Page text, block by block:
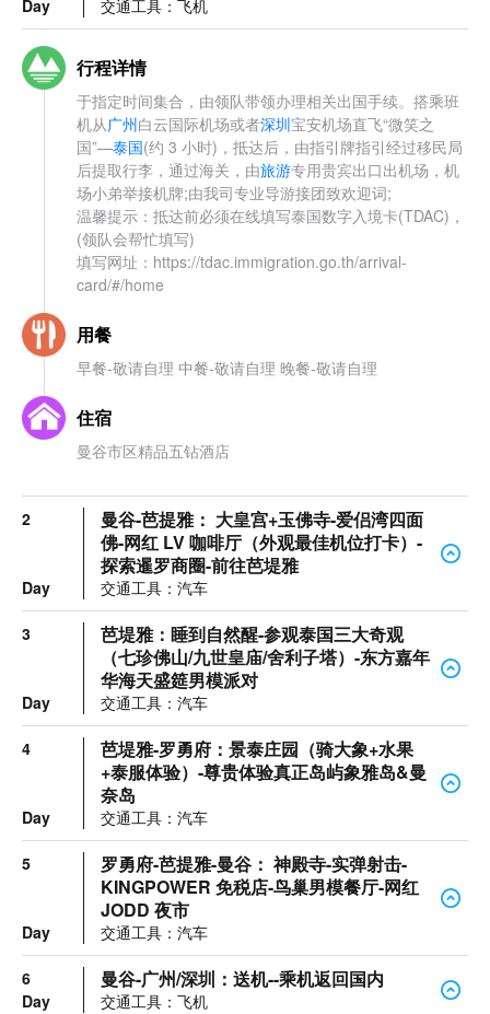
Day 交通工具：飞机
行程详情
于指定时间集合，由领队带领办理相关出国手续。搭乘班
机从广州白云国际机场或者深圳宝安机场直飞“微笑之
国”—泰国(约 3 小时)，抵达后，由指引牌指引经过移民局
后提取行李，通过海关，由旅游专用贵宾出口出机场，机
场小弟举接机牌;由我司专业导游接团致欢迎词;
温馨提示：抵达前必须在线填写泰国数字入境卡(TDAC)，
(领队会帮忙填写)
填写网址：https://tdac.immigration.go.th/arrival-
card/#/home
用餐
早餐-敬请自理 中餐-敬请自理 晚餐-敬请自理
住宿
曼谷市区精品五钻酒店
2
Day
曼谷-芭提雅： 大皇宫+玉佛寺-爱侣湾四面
佛-网红 LV 咖啡厅（外观最佳机位打卡）-
探索暹罗商圈-前往芭堤雅
交通工具：汽车
3
Day
芭堤雅：睡到自然醒-参观泰国三大奇观
（七珍佛山/九世皇庙/舍利子塔）-东方嘉年
华海天盛筵男模派对
交通工具：汽车
4
Day
芭堤雅-罗勇府：景泰庄园（骑大象+水果
+泰服体验）-尊贵体验真正岛屿象雅岛&曼
奈岛
交通工具：汽车
5
Day
罗勇府-芭提雅-曼谷： 神殿寺-实弹射击-
KINGPOWER 免税店-鸟巢男模餐厅-网红
JODD 夜市
交通工具：汽车
6
Day
曼谷-广州/深圳：送机--乘机返回国内
交通工具：飞机